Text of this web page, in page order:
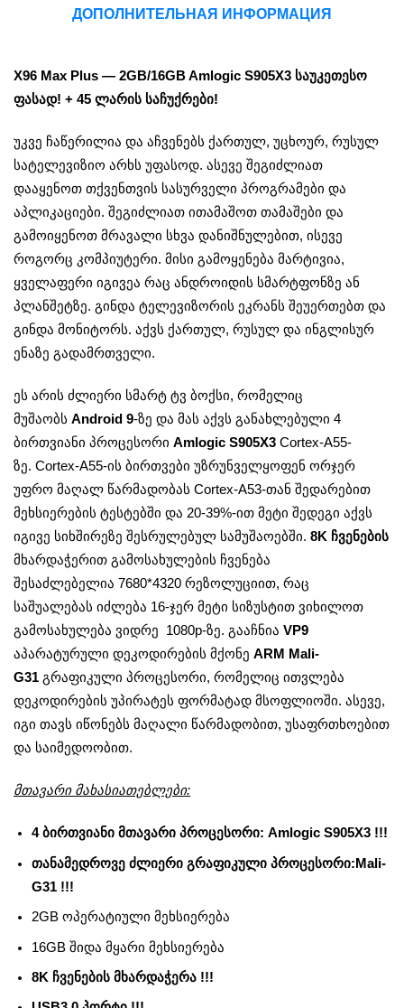
ДОПОЛНИТЕЛЬНАЯ ИНФОРМАЦИЯ
X96 Max Plus — 2GB/16GB Amlogic S905X3 საუკეთესო
ფასად! + 45 ლარის საჩუქრები!
უკვე ჩაწერილია და აჩვენებს ქართულ, უცხოურ, რუსულ
სატელევიზიო არხს უფასოდ. ასევე შეგიძლიათ
დააყენოთ თქვენთვის სასურველი პროგრამები და
აპლიკაციები. შეგიძლიათ ითამაშოთ თამაშები და
გამოიყენოთ მრავალი სხვა დანიშნულებით, ისევე
როგორც კომპიუტერი. მისი გამოყენება მარტივია,
ყველაფერი იგივეა რაც ანდროიდის სმარტფონზე ან
პლანშეტზე. გინდა ტელევიზორის ეკრანს შეუერთებთ და
გინდა მონიტორს. აქვს ქართულ, რუსულ და ინგლისურ
ენაზე გადამრთველი.
ეს არის ძლიერი სმარტ ტვ ბოქსი, რომელიც
მუშაობს Android 9-ზე და მას აქვს განახლებული 4
ბირთვიანი პროცესორი Amlogic S905X3 Cortex-A55-
ზე. Cortex-A55-ის ბირთვები უზრუნველყოფენ ორჯერ
უფრო მაღალ წარმადობას Cortex-A53-თან შედარებით
მეხსიერების ტესტებში და 20-39%-ით მეტი შედეგი აქვს
იგივე სიხშირეზე შესრულებულ სამუშაოებში. 8K ჩვენების
მხარდაჭერით გამოსახულების ჩვენება
შესაძლებელია 7680*4320 რეზოლუციით, რაც
საშუალებას იძლება 16-ჯერ მეტი სიზუსტით ვიხილოთ
გამოსახულება ვიდრე 1080p-ზე. გააჩნია VP9
აპარატურული დეკოდირების მქონე ARM Mali-
G31 გრაფიკული პროცესორი, რომელიც ითვლება
დეკოდირების უპირატეს ფორმატად მსოფლიოში. ასევე,
იგი თავს იწონებს მაღალი წარმადობით, უსაფრთხოებით
და საიმედოობით.
მთავარი მახასიათებლები:
4 ბირთვიანი მთავარი პროცესორი: Amlogic S905X3 !!!
თანამედროვე ძლიერი გრაფიკული პროცესორი:Mali-
G31 !!!
2GB ოპერატიული მეხსიერება
16GB შიდა მყარი მეხსიერება
8K ჩვენების მხარდაჭერა !!!